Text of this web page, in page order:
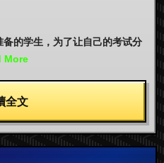
的学生，为了让自己的考试分
More
全文